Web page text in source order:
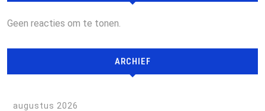
Geen reacties om te tonen.
ARCHIEF
augustus 2026